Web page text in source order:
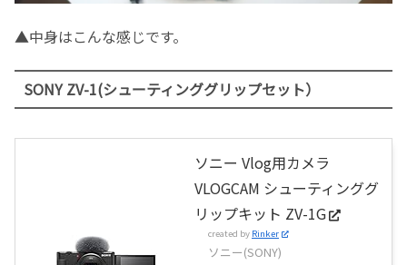
▲中身はこんな感じです。
SONY ZV-1(シューティンググリップセット）
ソニー Vlog用カメラ
VLOGCAM シューティンググ
リップキット ZV-1G
created by Rinker
ソニー(SONY)